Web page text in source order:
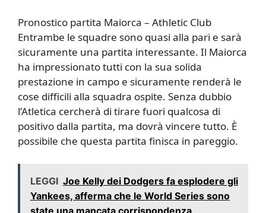
Pronostico partita Maiorca – Athletic Club
Entrambe le squadre sono quasi alla pari e sarà
sicuramente una partita interessante. Il Maiorca
ha impressionato tutti con la sua solida
prestazione in campo e sicuramente renderà le
cose difficili alla squadra ospite. Senza dubbio
l’Atletica cercherà di tirare fuori qualcosa di
positivo dalla partita, ma dovrà vincere tutto. È
possibile che questa partita finisca in pareggio.
LEGGI Joe Kelly dei Dodgers fa esplodere gli
Yankees, afferma che le World Series sono
state una mancata corrispondenza